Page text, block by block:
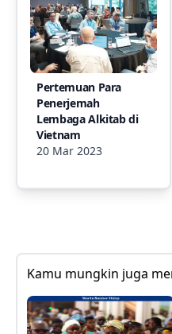
Pertemuan Para
Penerjemah
Lembaga Alkitab di
Vietnam
20 Mar 2023
Kamu mungkin juga